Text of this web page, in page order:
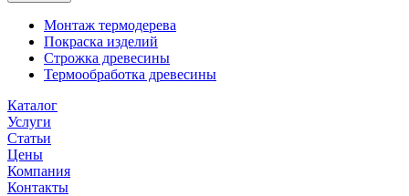
Монтаж термодерева
Покраска изделий
Строжка древесины
Термообработка древесины
Каталог
Услуги
Статьи
Цены
Компания
Контакты